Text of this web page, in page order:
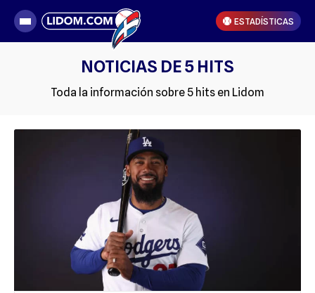
ESTADÍSTICAS
NOTICIAS DE 5 HITS
Toda la información sobre 5 hits en Lidom